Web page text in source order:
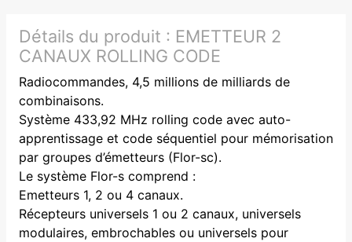
Détails du produit : EMETTEUR 2
CANAUX ROLLING CODE
Radiocommandes, 4,5 millions de milliards de
combinaisons.
Système 433,92 MHz rolling code avec auto-
apprentissage et code séquentiel pour mémorisation
par groupes d’émetteurs (Flor-sc).
Le système Flor-s comprend :
Emetteurs 1, 2 ou 4 canaux.
Récepteurs universels 1 ou 2 canaux, universels
modulaires, embrochables ou universels pour